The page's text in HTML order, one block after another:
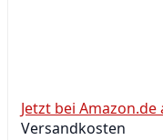
Jetzt bei Amazon.de
Versandkosten